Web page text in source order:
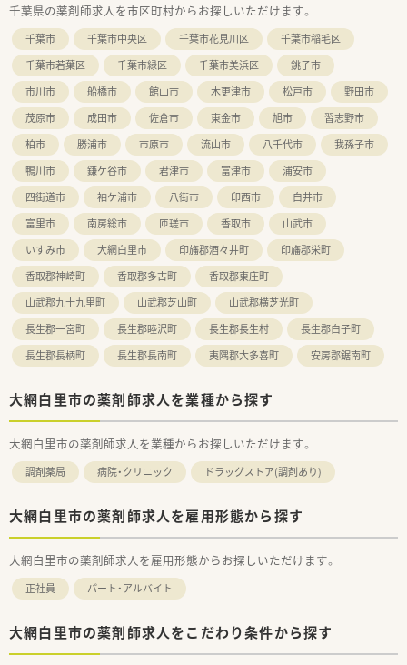
【勤務実態について】
■月火木金土は18時まで、水曜日は17時までの開局となってお
り、比較的早めのシフトが魅力です。
■平均残業時間は月に10時間程度と少なく、ワークライフバラ
ンスを大切にしながら勤務を継続できます。
■有給休暇は法定通りに付与されるほか、夏季休暇や年末年始休
暇も用意されており、長期休暇の相談もしやすい体制です。
【想定されるキャリアイメージ】
■入社後は薬局長を中心とした丁寧なOJT研修を通じて、店舗独
自の運用や業務の流れを段階的に習得していくことができま
す。
■外部の勉強会やeラーニングの受講支援制度も充実しており、
認定薬剤師の取得など専門性を高めるためのサポートも万全で
す。
■マネジメント層との面談機会が設けられており、実務での頑張
りや接客態度が適切に評価される風土です。
千葉県の薬剤師求人を市区町村からお探しいただけます。
千葉市 千葉市中央区 千葉市花見川区
千葉市稲毛区
千葉市若葉区
千葉市緑区 千葉市美浜区
銚子市
市川市
船橋市 館山市 木更津市 松戸市
野田市
茂原市
成田市 佐倉市 東金市 旭市
習志野市
柏市
勝浦市 市原市 流山市 八千代市
我孫子市
鴨川市
鎌ケ谷市 君津市 富津市
浦安市
四街道市
袖ケ浦市 八街市 印西市
白井市
富里市
南房総市 匝瑳市 香取市
山武市
いすみ市
大網白里市 印旛郡酒々井町
印旛郡栄町
香取郡神崎町
香取郡多古町
香取郡東庄町
山武郡九十九里町
山武郡芝山町
山武郡横芝光町
長生郡一宮町
長生郡睦沢町 長生郡長生村
長生郡白子町
長生郡長柄町
長生郡長南町 夷隅郡大多喜町 安房郡鋸南町
大網白里市の薬剤師求人を業種から探す
大網白里市の薬剤師求人を業種からお探しいただけます。
調剤薬局 病院・クリニック ドラッグストア(調剤あり)
大網白里市の薬剤師求人を雇用形態から探す
大網白里市の薬剤師求人を雇用形態からお探しいただけます。
正社員 パート・アルバイト
大網白里市の薬剤師求人をこだわり条件から探す